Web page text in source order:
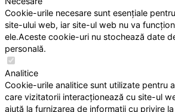
Cookie-urile necesare sunt esențiale
site-ului web, iar site-ul web nu va
ele.Aceste cookie-uri nu stochează date
personală.
Analitice
Cookie-urile analitice sunt utilizate pentru
care vizitatorii interacționează cu site-ul
ajută la furnizarea de informații cu privire